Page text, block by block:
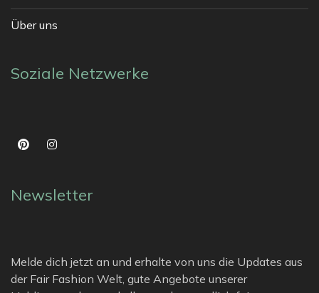
Über uns
Soziale Netzwerke
Newsletter
Melde dich jetzt an und erhalte von uns die Updates aus
der Fair Fashion Welt, gute Angebote unserer